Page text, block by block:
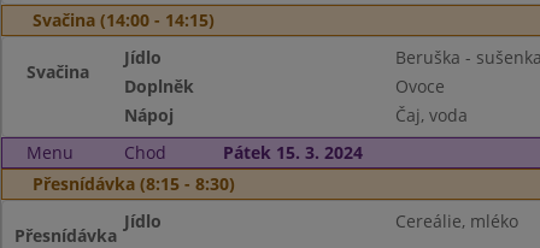
Svačina (14:00 - 14:15)
Svačina
Jídlo
Beruška -
Doplněk
Ovoce
Nápoj
Čaj, voda
Menu
Chod
Pátek 15. 3. 2024
Přesnídávka (8:15 - 8:30)
Přesnídávka
Jídlo Cereálie, mléko